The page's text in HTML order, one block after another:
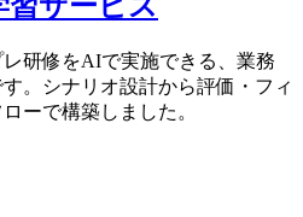
研修をAIで実施できる、業務
。シナリオ設計から評価・フィ
ーで構築しました。